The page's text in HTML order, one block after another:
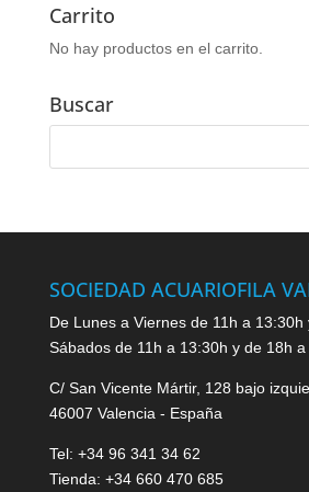
Carrito
No hay productos en el carrito.
Buscar
SOCIEDAD ACUARIOFILA
De Lunes a Viernes de 11h a
Sábados de 11h a 13:30h y de 18h a
C/ San Vicente Mártir, 128 bajo
46007 Valencia - España
Tel: +34 96 341 34 62
Tienda: +34 660 470 685